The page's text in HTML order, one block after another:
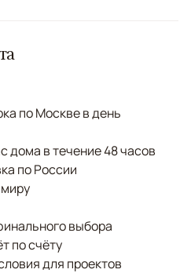
по Москве в день
дома в течение 48 часов
по России
выбора
по счёту
для проектов